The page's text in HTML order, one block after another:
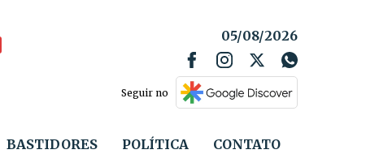
05/08/2026
Seguir no
BASTIDORES POLÍTICA CONTATO